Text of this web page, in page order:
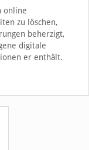
online
zu löschen,
beherzigt,
digitale
er enthält.